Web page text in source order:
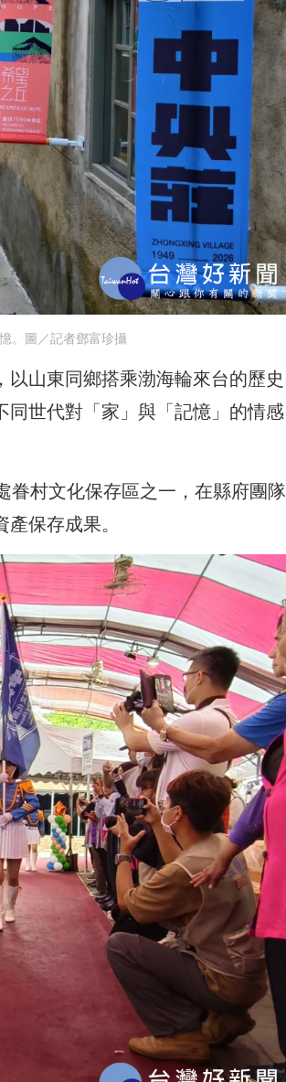
。圖／記者鄧富珍攝
山東同鄉搭乘渤海輪來台的歷史
世代對「家」與「記憶」的情感
眷村文化保存區之一，在縣府團隊
保存成果。